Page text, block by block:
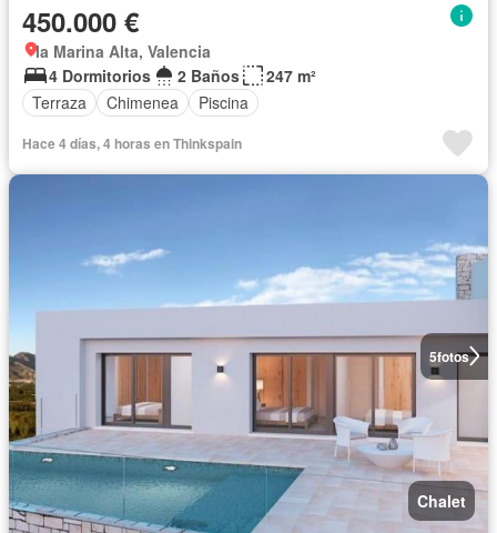
450.000 €
la Marina Alta, Valencia
4 Dormitorios
2 Baños
247 m²
Terraza
Chimenea Piscina
Hace 4 días, 4 horas en Thinkspain
5fotos
Chalet